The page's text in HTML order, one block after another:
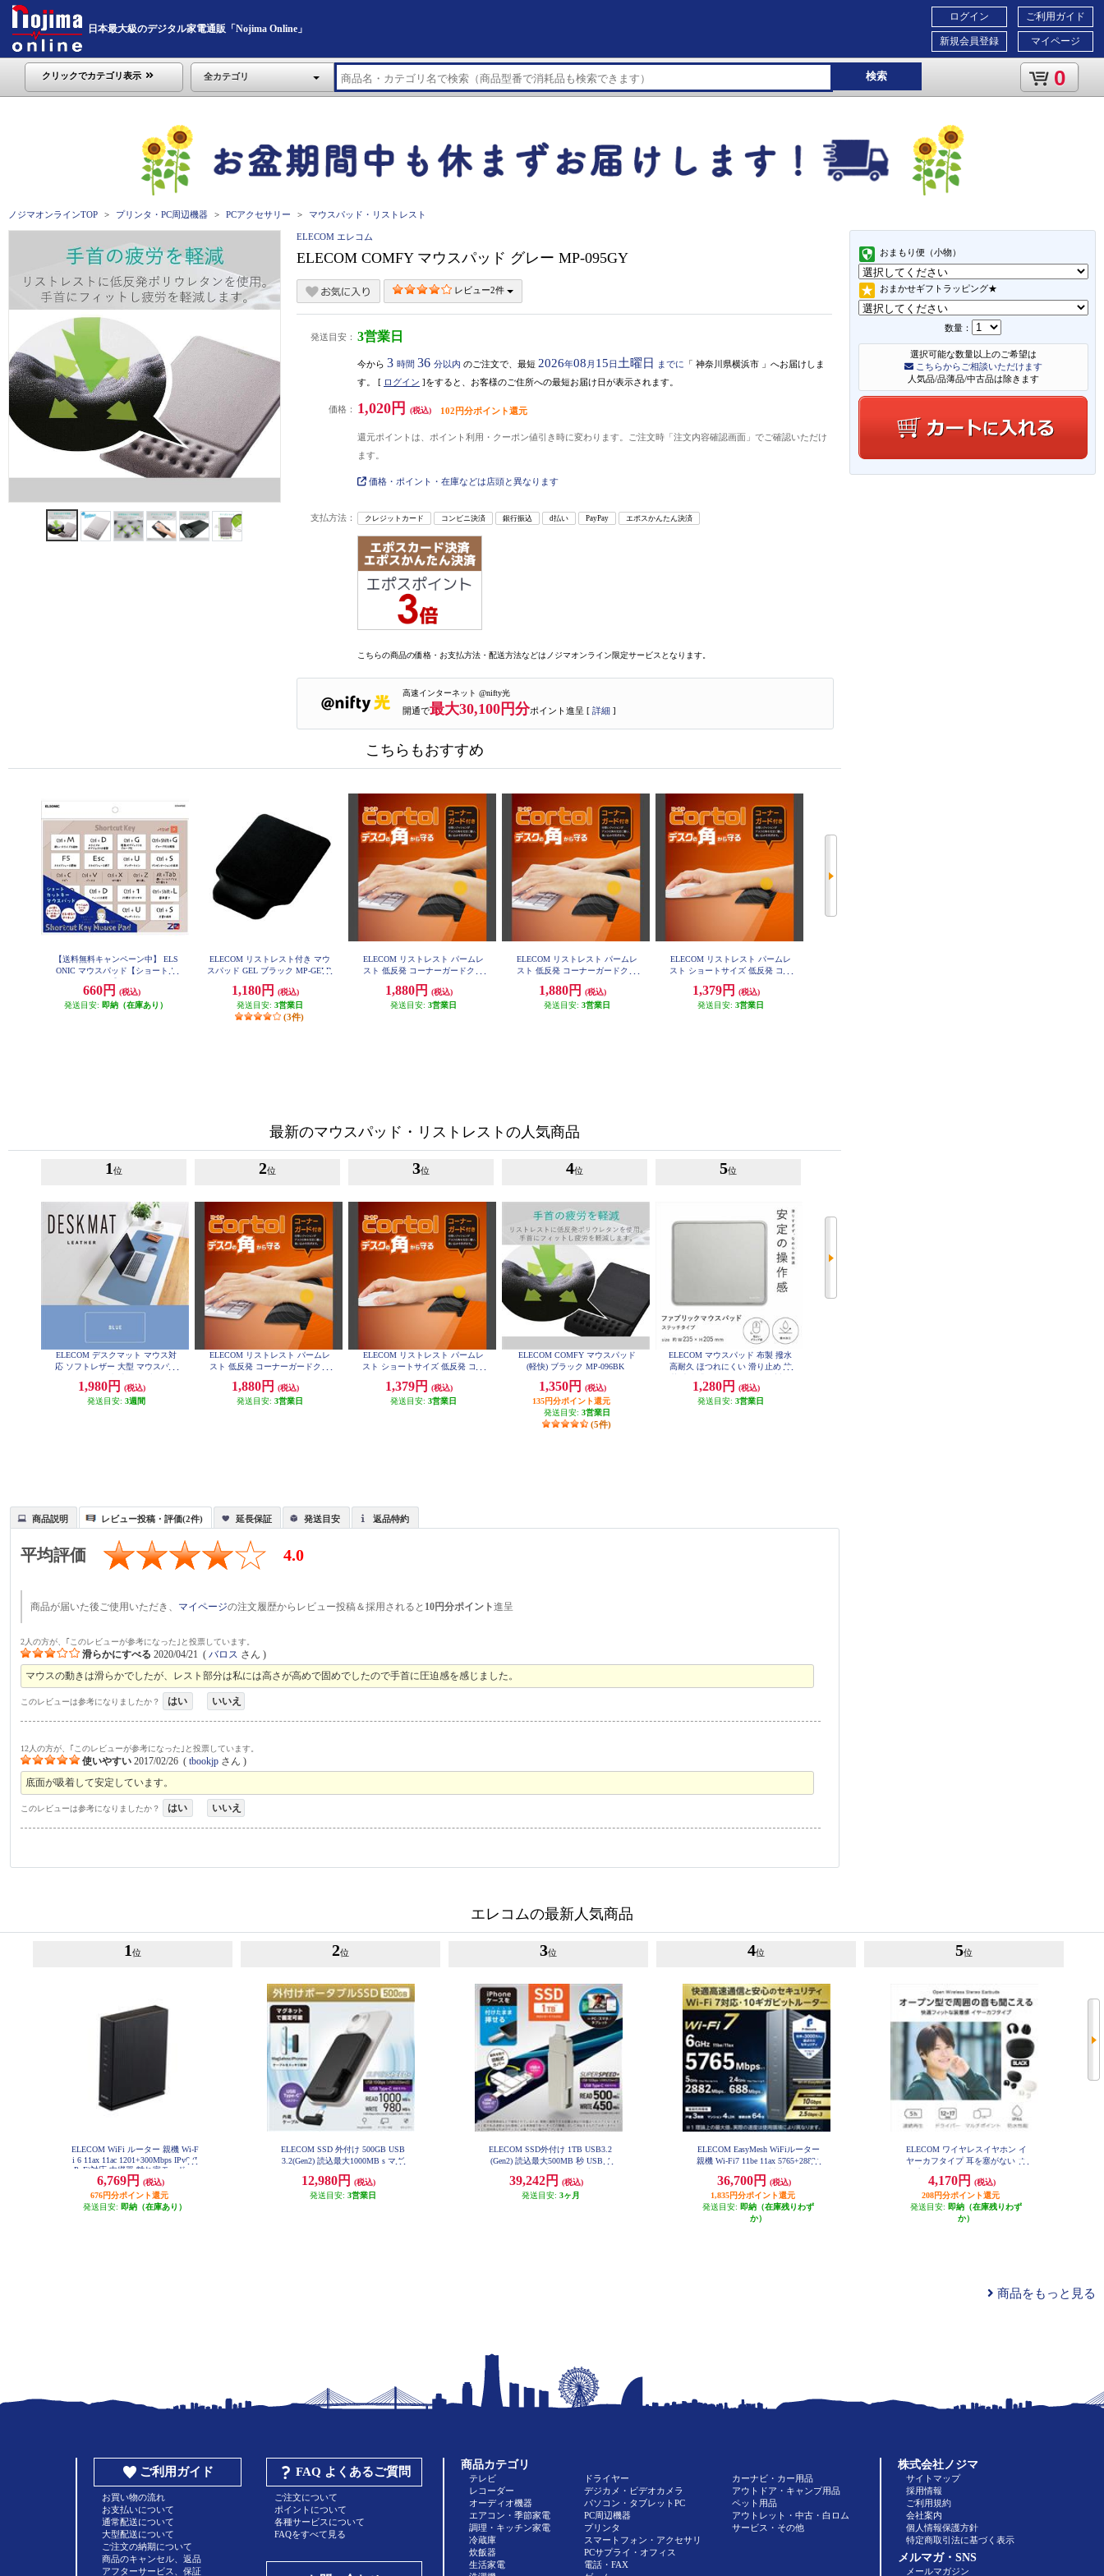
日本最大級のデジタル家電通販「Nojima Online」
ご利用ガイド
マイページ
ログイン
新規会員登録
クリックでカテゴリ表示 全カテゴリ 検索 0
ノジマオンラインTOP プリンタ・PC周辺機器 PCアクセサリー マウスパッド・リストレスト
おまもり便（小物）
おまかせギフトラッピング★
数量：
選択可能な数量以上のご希望は
こちらからご相談いただけます
人気品/品薄品/中古品は除きます
ELECOM エレコム
ELECOM COMFY マウスパッド グレー MP-095GY
レビュー2件
発送目安： 3営業日
今から 3 時間 36 分以内 のご注文で、最短 2026年08 月 15日 土曜日 までに 「 神奈川県横浜市 」 へお届けしま
す。 [ ログイン ]をすると、お客様のご住所への最短お届け日が表示されます。
価格： 1,020円 (税込) 102円分ポイント還元
還元ポイントは、ポイント利用・クーポン値引き時に変わります。ご注文時「注文内容確認画面」でご確認いただけ
ます。
価格・ポイント・在庫などは店頭と異なります
支払方法： クレジットカード コンビニ決済 銀行振込 d払い PayPay エポスかんたん決済
こちらの商品の価格・お支払方法・配送方法などはノジマオンライン限定サービスとなります。
高速インターネット @nifty光
開通で最大30,100円分ポイント進呈 [ 詳細 ]
こちらもおすすめ
【送料無料キャンペーン中】 ELS
ONIC マウスパッド【ショートカ
660円
(税込)
発送目安: 即納（在庫あり）
ELECOM リストレスト付き マウ
スパッド GEL ブラック MP-GELB
1,180円
(税込)
発送目安: 3営業日
(3件)
ELECOM リストレスト パームレ
スト 低反発 コーナーガードクッ
ド 等操作の負担軽減 ブラック MO
H-CTLM01BK
1,880円
(税込)
発送目安: 3営業日
ELECOM リストレスト パームレ
スト 低反発 コーナーガードクッ
ド 等操作の負担軽減 グレー MOH-
CTLM01GY
1,880円
(税込)
発送目安: 3営業日
ELECOM リストレスト パームレ
スト ショートサイズ 低反発 コー
ンキー 等操作の負担軽減 ブラッ
ク MOH-CTLS01BK
1,379円
(税込)
発送目安: 3営業日
最新のマウスパッド・リストレストの人気商品
1 位
ELECOM デスクマット マウス対
応 ソフトレザー 大型 マウスパッ
P-DM04LBU
1,980円
(税込)
発送目安: 3週間
2位
ELECOM リストレスト パームレ
スト 低反発 コーナーガードクッ
ド 等操作の負担軽減 ブラック MO
H-CTLM01BK
1,880円
(税込)
発送目安: 3営業日
3位
ELECOM リストレスト パームレ
スト ショートサイズ 低反発 コー
ンキー 等操作の負担軽減 ブラッ
ク MOH-CTLS01BK
1,379円
(税込)
発送目安: 3営業日
4位
ELECOM COMFY マウスパッド
(軽快) ブラック MP-096BK
1,350円
(税込)
135円分ポイント還元
発送目安: 3営業日
(5件)
5位
ELECOM マウスパッド 布製 撥水
高耐久 ほつれにくい 滑り止め 抗
クッション性 グレー MP-LMWGY
1,280円
(税込)
発送目安: 3営業日
商品説明 レビュー投稿・評価(2件) 延長保証 発送目安 返品特約
平均評価 4.0
商品が届いた後ご使用いただき、 マイページの注文履歴からレビュー投稿＆採用されると 10円分ポイント進呈
2人の方が、｢このレビューが参考になった｣と投票しています。
滑らかにすべる 2020/04/21 (バロス さん )
マウスの動きは滑らかでしたが、レスト部分は私には高さが高めで固めでしたので手首に圧迫感を感じました。
このレビューは参考になりましたか？ はい いいえ
12人の方が、｢このレビューが参考になった｣と投票しています。
使いやすい 2017/02/26 (tbookjp さん )
底面が吸着して安定しています。
このレビューは参考になりましたか？ はい いいえ
エレコムの最新人気商品
1 位
ELECOM WiFi ルーター 親機 Wi-F
i 6 11ax 11ac 1201+300Mbps IPv6 (I
PoE)対応 中継器 離れ家モード ブ
ラック WRC-X1500GS2-B
6,769円
(税込)
676円分ポイント還元
発送目安: 即納（在庫あり）
2位
ELECOM SSD 外付け 500GB USB
3.2(Gen2) 読込最大1000MB s マグ
ポータブル ブラック ESD-EPB050
0GBK
12,980円
(税込)
発送目安: 3営業日
3位
ELECOM SSD外付け 1TB USB3.2
(Gen2) 読込最大500MB 秒 USBメ
peC USB-A両対応 シルバー ESD-E
PA1000GSV
39,242円
(税込)
発送目安: 3ヶ月
4位
ELECOM EasyMesh WiFiルーター
親機 Wi-Fi7 11be 11ax 5765+2882+
bps AIセキュリティ搭載 ブラック
WRC-BE94XSD-B
36,700円
(税込)
1,835円分ポイント還元
発送目安: 即納（在庫残りわず
か）
5位
ELECOM ワイヤレスイヤホン イ
ヤーカフタイプ 耳を塞がない オ
ポイント 軽量 ブラック LBT-OWS
03BK
4,170円
(税込)
208円分ポイント還元
発送目安: 即納（在庫残りわず
か）
商品をもっと見る
ご利用ガイド
お買い物の流れ
お支払いについて
通常配送について
大型配送について
ご注文の納期について
商品のキャンセル、返品
アフターサービス、保証
FAQ よくあるご質問
ご注文について
ポイントについて
各種サービスについて
FAQをすべて見る
商品カテゴリ
テレビ
レコーダー
オーディオ機器
エアコン・季節家電
調理・キッチン家電
冷蔵庫
炊飯器
生活家電
ドライヤー
デジカメ・ビデオカメラ
パソコン・タブレットPC
PC周辺機器
プリンタ
スマートフォン・アクセサリ
PCサプライ・オフィス
電話・FAX
カーナビ・カー用品
アウトドア・キャンプ用品
ペット用品
アウトレット・中古・白ロム
サービス・その他
株式会社ノジマ
サイトマップ
採用情報
ご利用規約
会社案内
個人情報保護方針
特定商取引法に基づく表示
メルマガ・SNS
メールマガジン